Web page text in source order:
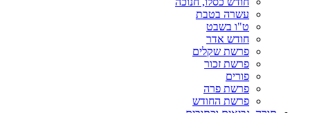
עשרה בטבת
ט"ו בשבט
חודש אדר
פרשת שקלים
פרשת זכור
פורים
פרשת פרה
פרשת החודש